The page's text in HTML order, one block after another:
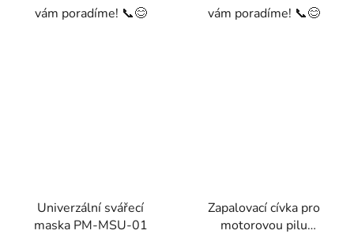
vám poradíme! 📞😊
vám poradíme! 📞😊
Univerzální svářecí
maska PM-MSU-01
Zapalovací cívka pro
motorovou pilu